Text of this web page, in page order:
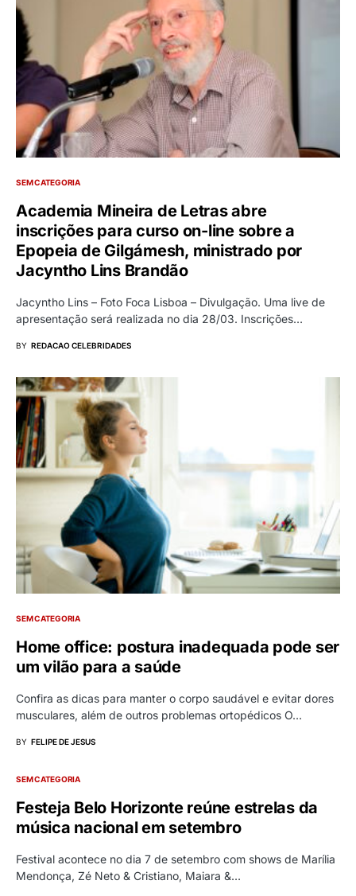
SEM CATEGORIA
Academia Mineira de Letras abre
inscrições para curso on-line sobre a
Epopeia de Gilgámesh, ministrado por
Jacyntho Lins Brandão
Jacyntho Lins – Foto Foca Lisboa – Divulgação. Uma live de
apresentação será realizada no dia 28/03. Inscrições…
BY REDACAO CELEBRIDADES
SEM CATEGORIA
Home office: postura inadequada pode ser
um vilão para a saúde
Confira as dicas para manter o corpo saudável e evitar dores
musculares, além de outros problemas ortopédicos O…
BY FELIPE DE JESUS
SEM CATEGORIA
Festeja Belo Horizonte reúne estrelas da
música nacional em setembro
Festival acontece no dia 7 de setembro com shows de Marília
Mendonça, Zé Neto & Cristiano, Maiara &…